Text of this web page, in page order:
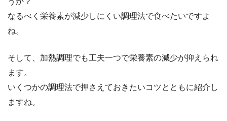
なるべく栄養素が減少しにくい調理法で食べたいですよ
ね。
そして、加熱調理でも工夫一つで栄養素の減少が抑えられ
ます。
いくつかの調理法で押さえておきたいコツとともに紹介し
ますね。